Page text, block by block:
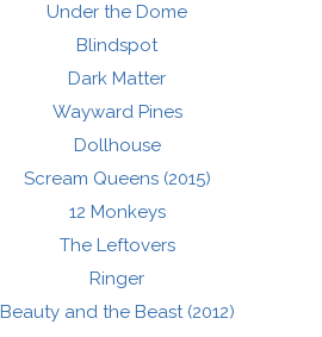
Under the Dome
Blindspot
Dark Matter
Wayward Pines
Dollhouse
Scream Queens (2015)
12 Monkeys
The Leftovers
Ringer
Beauty and the Beast (2012)